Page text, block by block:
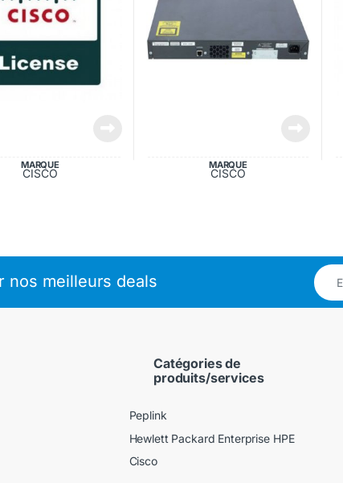
MARQUE
CISCO
MARQUE
CISCO
nos meilleurs deals
Catégories de
produits/services
Peplink
Hewlett Packard Enterprise HPE
Cisco